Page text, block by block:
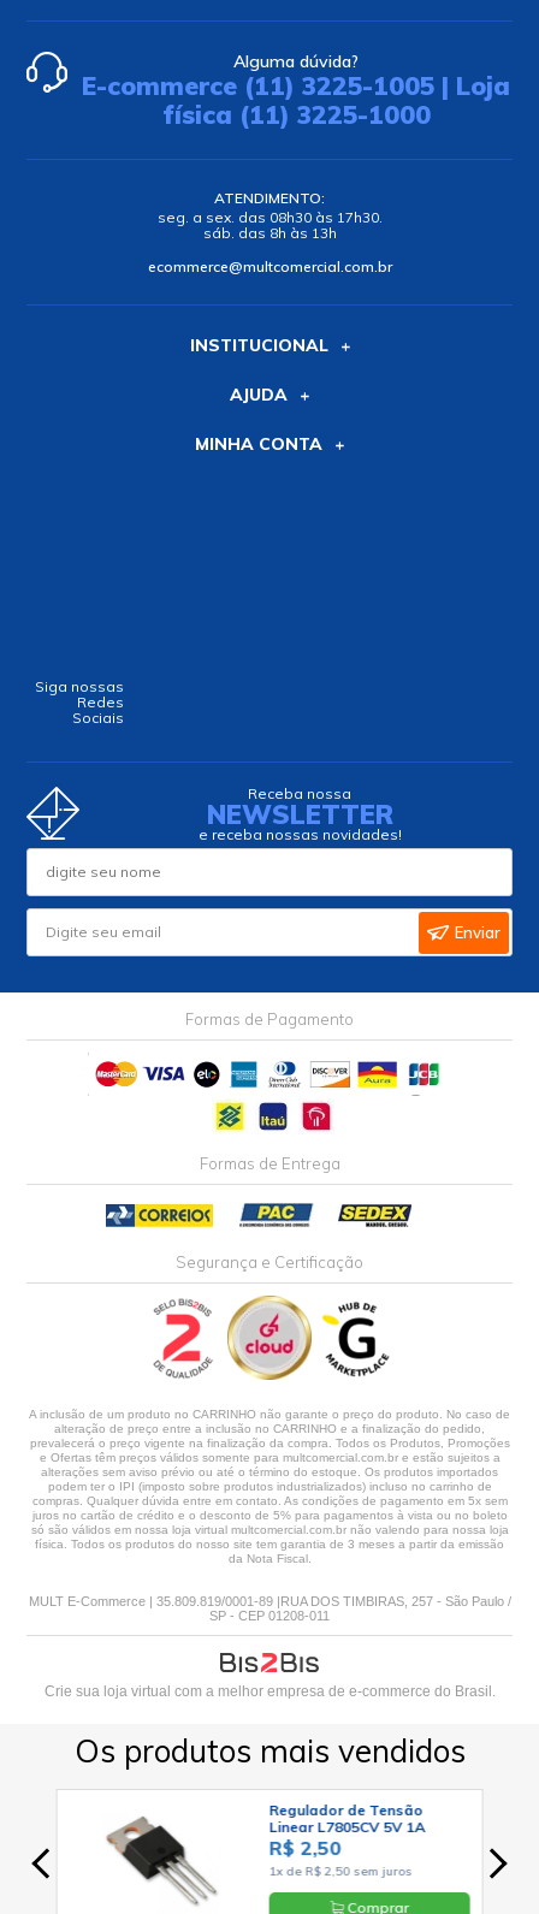
Alguma dúvida?
E-commerce (11) 3225-1005 | Loja
física (11) 3225-1000
ATENDIMENTO:
seg. a sex. das 08h30 às 17h30.
sáb. das 8h às 13h
ecommerce@multcomercial.com.br
INSTITUCIONAL
AJUDA
MINHA CONTA
Siga nossas
Redes
Sociais
Receba nossa
NEWSLETTER
e receba nossas novidades!
Enviar
Formas de Pagamento
Formas de Entrega
Segurança e Certificação
A inclusão de um produto no CARRINHO não garante o preço do produto. No caso de
alteração de preço entre a inclusão no CARRINHO e a finalização do pedido,
prevalecerá o preço vigente na finalização da compra. Todos os Produtos, Promoções
e Ofertas têm preços válidos somente para multcomercial.com.br e estão sujeitos a
alterações sem aviso prévio ou até o término do estoque. Os produtos importados
podem ter o IPI (imposto sobre produtos industrializados) incluso no carrinho de
compras. Qualquer dúvida entre em contato. As condições de pagamento em 5x sem
juros no cartão de crédito e o desconto de 5% para pagamentos à vista ou no boleto
só são válidos em nossa loja virtual multcomercial.com.br não valendo para nossa loja
física. Todos os produtos do nosso site tem garantia de 3 meses a partir da emissão
da Nota Fiscal.
MULT E-Commerce | 35.809.819/0001-89 |RUA DOS TIMBIRAS, 257 - São Paulo /
SP - CEP 01208-011
Crie sua loja virtual com a melhor empresa de e-commerce do Brasil.
Os produtos mais vendidos
Regulador de Tensão
Linear L7805CV 5V 1A
Positivo TO-220 - Cód. Loja
03
R$ 2,50
1x de R$ 2,50 sem juros
Comprar